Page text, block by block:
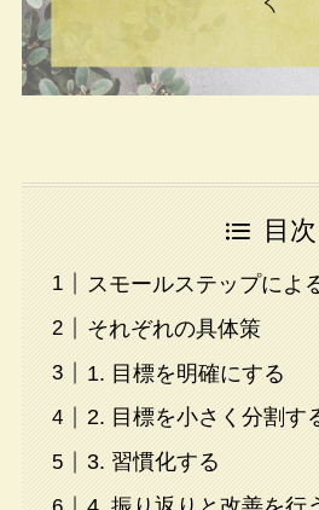
目次
スモールステップによ
それぞれの具体策
1. 目標を明確にする
2. 目標を小さく分割す
3. 習慣化する